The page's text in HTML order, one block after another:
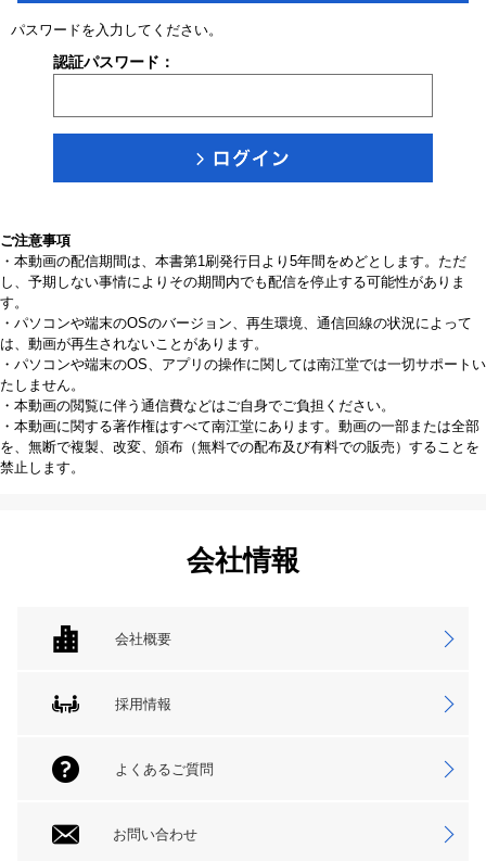
パスワードを入力してください。
認証パスワード：
ご注意事項
・本動画の配信期間は、本書第1刷発行日より5年間をめどとします。ただ
し、予期しない事情によりその期間内でも配信を停止する可能性がありま
す。
・パソコンや端末のOSのバージョン、再生環境、通信回線の状況によって
は、動画が再生されないことがあります。
・パソコンや端末のOS、アプリの操作に関しては南江堂では一切サポートい
たしません。
・本動画の閲覧に伴う通信費などはご自身でご負担ください。
・本動画に関する著作権はすべて南江堂にあります。動画の一部または全部
を、無断で複製、改変、頒布（無料での配布及び有料での販売）することを
禁止します。
会社情報
会社概要
採用情報
よくあるご質問
お問い合わせ